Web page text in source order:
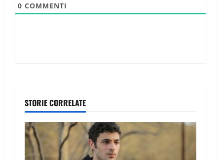
0 COMMENTI
STORIE CORRELATE